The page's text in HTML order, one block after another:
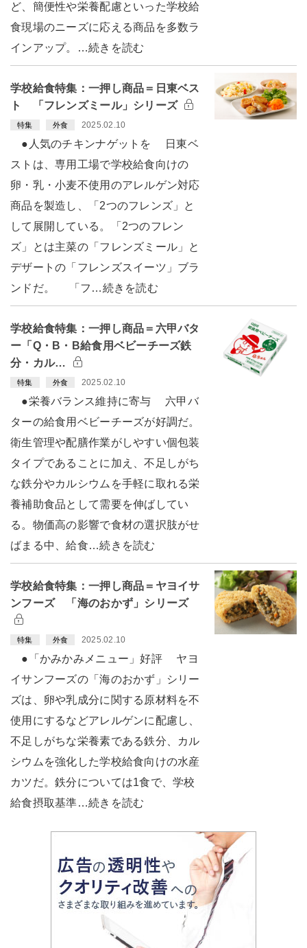
ど、簡便性や栄養配慮といった学校給
食現場のニーズに応える商品を多数ラ
インアップ。…続きを読む
学校給食特集：一押し商品＝日東ベス
ト 「フレンズミール」シリーズ
特集 外食 2025.02.10
●人気のチキンナゲットを 日東ベ
ストは、専用工場で学校給食向けの
卵・乳・小麦不使用のアレルゲン対応
商品を製造し、「2つのフレンズ」と
して展開している。「2つのフレン
ズ」とは主菜の「フレンズミール」と
デザートの「フレンズスイーツ」ブラ
ンドだ。 「フ…続きを読む
学校給食特集：一押し商品＝六甲バタ
ー「Q・B・B給食用ベビーチーズ鉄
分・カル…
特集 外食 2025.02.10
●栄養バランス維持に寄与 六甲バ
ターの給食用ベビーチーズが好調だ。
衛生管理や配膳作業がしやすい個包装
タイプであることに加え、不足しがち
な鉄分やカルシウムを手軽に取れる栄
養補助食品として需要を伸ばしてい
る。物価高の影響で食材の選択肢がせ
ばまる中、給食…続きを読む
学校給食特集：一押し商品＝ヤヨイサ
ンフーズ 「海のおかず」シリーズ
特集 外食 2025.02.10
●「かみかみメニュー」好評 ヤヨ
イサンフーズの「海のおかず」シリー
ズは、卵や乳成分に関する原材料を不
使用にするなどアレルゲンに配慮し、
不足しがちな栄養素である鉄分、カル
シウムを強化した学校給食向けの水産
カツだ。鉄分については1食で、学校
給食摂取基準…続きを読む